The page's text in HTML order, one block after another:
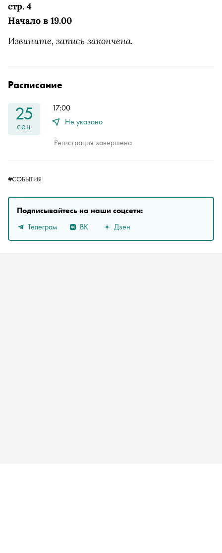
стр. 4
Начало в 19.00
Извините, запись закончена.
Расписание
25
сен
17:00
Не указано
Регистрация завершена
#СОБЫТИЯ
Подписывайтесь на наши соцсети:
Телеграм
ВК Дзен